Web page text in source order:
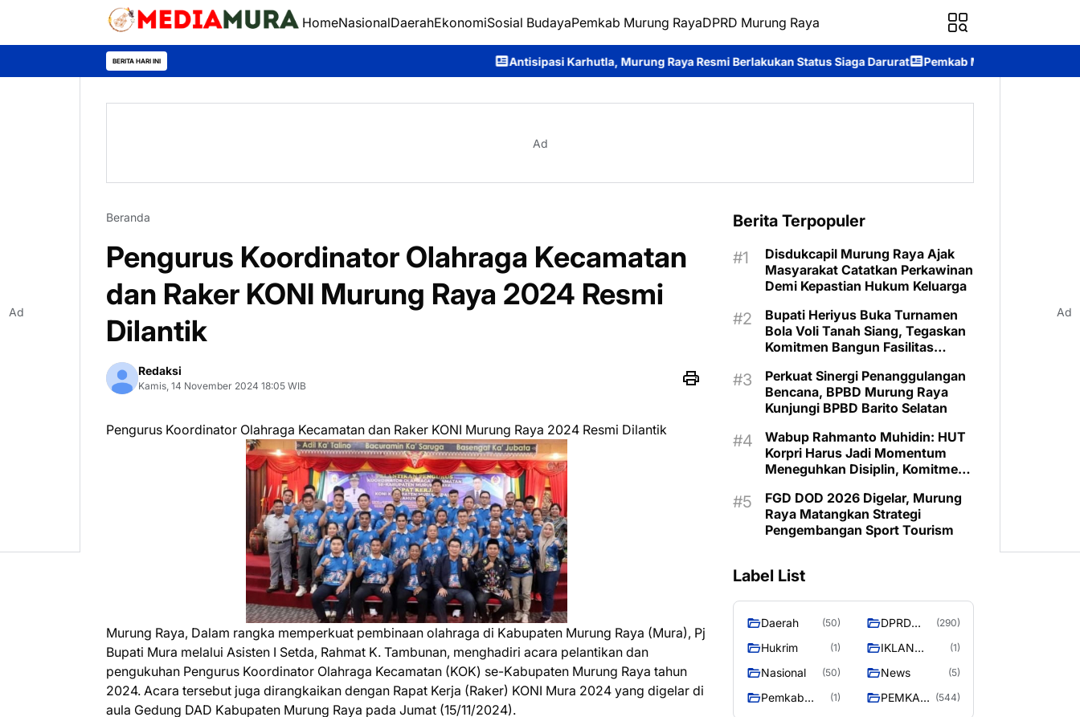
HomeNasionalDaerahEkonomiSosial BudayaPemkab Murung RayaDPRD Murung Raya
BERITA HARI INI Antisipasi Karhutla, Murung Raya Resmi Berlakukan Status Siaga Darurat Pemkab Murung Raya Wisuda Sekolah Lansia
Ad
Beranda
Pengurus Koordinator Olahraga Kecamatan
dan Raker KONI Murung Raya 2024 Resmi
Dilantik
Redaksi
Kamis, 14 November 2024 18:05 WIB
Pengurus Koordinator Olahraga Kecamatan dan Raker KONI Murung Raya 2024 Resmi Dilantik
Murung Raya, Dalam rangka memperkuat pembinaan olahraga di Kabupaten Murung Raya (Mura), Pj
Bupati Mura melalui Asisten I Setda, Rahmat K. Tambunan, menghadiri acara pelantikan dan
pengukuhan Pengurus Koordinator Olahraga Kecamatan (KOK) se-Kabupaten Murung Raya tahun
2024. Acara tersebut juga dirangkaikan dengan Rapat Kerja (Raker) KONI Mura 2024 yang digelar di
aula Gedung DAD Kabupaten Murung Raya pada Jumat (15/11/2024).
Berita Terpopuler
Disdukcapil Murung Raya Ajak
Masyarakat Catatkan Perkawinan
Demi Kepastian Hukum Keluarga
Bupati Heriyus Buka Turnamen
Bola Voli Tanah Siang, Tegaskan
Komitmen Bangun Fasilitas
Perkuat Sinergi Penanggulangan
Bencana, BPBD Murung Raya
Kunjungi BPBD Barito Selatan
Wabup Rahmanto Muhidin: HUT
Korpri Harus Jadi Momentum
Meneguhkan Disiplin, Komitmen
untuk Majukan Murung Raya
FGD DOD 2026 Digelar, Murung
Raya Matangkan Strategi
Pengembangan Sport Tourism
Label List
Daerah (50)
DPRD
RAYA
(290)
Hukrim (1)
IKLAN
MURA
(1)
Nasional (50) News (5)
Pemkab
(1)
PEMKAB
(544)
Ad Ad